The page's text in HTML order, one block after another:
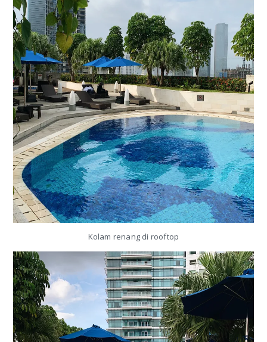
Kolam renang di rooftop